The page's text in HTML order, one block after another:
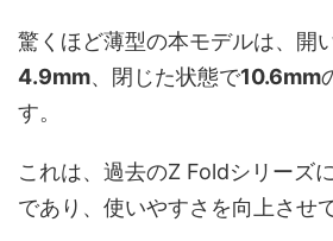
驚くほど薄型の本モデルは、開
4.9mm、閉じた状態で10.6mm
す。
これは、過去のZ Foldシリーズ
であり、使いやすさを向上させ